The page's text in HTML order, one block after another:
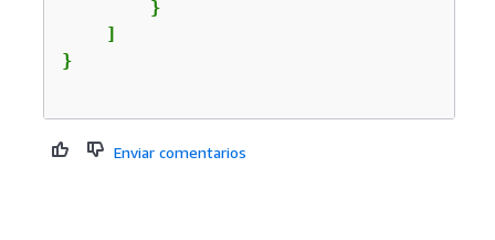
        }
    ]
}
Enviar comentarios